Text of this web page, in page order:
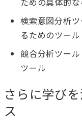
検索意図分析ツ
るためのツール
競合分析ツール
ツール
さらに学び
ス